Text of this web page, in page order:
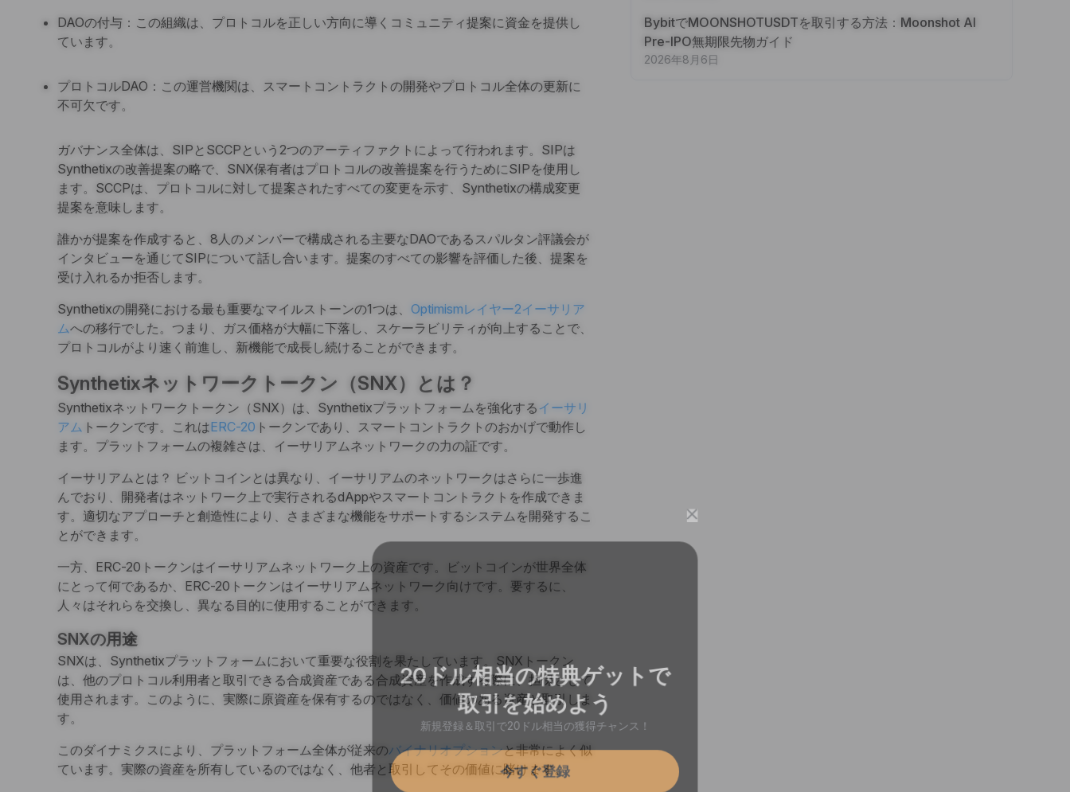
DAOの付与：この組織は、プロトコルを正しい方向に導くコミュニティ提案に資金を提供し
ています。
プロトコルDAO：この運営機関は、スマートコントラクトの開発やプロトコル全体の更新に
不可欠です。
ガバナンス全体は、SIPとSCCPという2つのアーティファクトによって行われます。SIPは
Synthetixの改善提案の略で、SNX保有者はプロトコルの改善提案を行うためにSIPを使用し
ます。SCCPは、プロトコルに対して提案されたすべての変更を示す、Synthetixの構成変更
提案を意味します。
誰かが提案を作成すると、8人のメンバーで構成される主要なDAOであるスパルタン評議会が
インタビューを通じてSIPについて話し合います。提案のすべての影響を評価した後、提案を
受け入れるか拒否します。
Synthetixの開発における最も重要なマイルストーンの1つは、 Optimismレイヤー2イーサリア
ムへの移行でした。つまり、ガス価格が大幅に下落し、スケーラビリティが向上することで、
プロトコルがより速く前進し、新機能で成長し続けることができます。
Synthetixネットワークトークン（SNX）とは？
Synthetixネットワークトークン（SNX）は、Synthetixプラットフォームを強化するイーサリ
アム トークンです。これはERC-20 トークンであり、スマートコントラクトのおかげで動作し
ます。プラットフォームの複雑さは、イーサリアムネットワークの力の証です。
イーサリアムとは？ ビットコインとは異なり、イーサリアムのネットワークはさらに一歩進
んでおり、開発者はネットワーク上で実行されるdAppやスマートコントラクトを作成できま
す。適切なアプローチと創造性により、さまざまな機能をサポートするシステムを開発するこ
とができます。
一方、ERC-20トークンはイーサリアムネットワーク上の資産です。ビットコインが世界全体
にとって何であるか、ERC-20トークンはイーサリアムネットワーク向けです。要するに、
人々はそれらを交換し、異なる目的に使用することができます。
SNXの用途
SNXは、Synthetixプラットフォームにおいて重要な役割を果たしています。SNXトークン
は、他のプロトコル利用者と取引できる合成資産である合成資産を作成する際に、担保として
使用されます。このように、実際に原資産を保有するのではなく、価値のある資産と取引しま
す。
このダイナミクスにより、プラットフォーム全体が従来のバイナリオプションと非常によく似
ています。実際の資産を所有しているのではなく、他者と取引してその価値に賭けます。
BybitでMOONSHOTUSDTを取引する方法：Moonshot AI
Pre-IPO無期限先物ガイド
2026年8月6日
20ドル相当の特典ゲットで
取引を始めよう
新規登録＆取引で20ドル相当の獲得チャンス！
今すぐ登録